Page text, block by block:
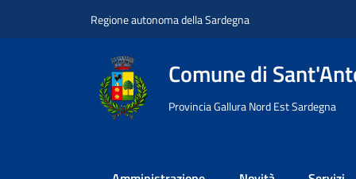
Regione autonoma della Sardegna
Comune di
Provincia Gallura Nord Est Sardegna